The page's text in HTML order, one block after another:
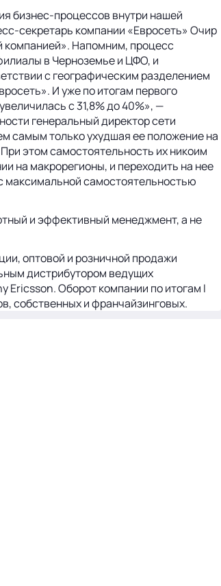
бизнес-процессов внутри нашей
секретарь компании «Евросеть» Очир
компанией». Напомним, процесс
в Черноземье и ЦФО, и
с географическим разделением
И уже по итогам первого
с 31,8% до 40%», —
генеральный директор сети
самым только ухудшая ее положение на
этом самостоятельность их никоим
на макрорегионы, и переходить на нее
максимальной самостоятельностью
и эффективный менеджмент, а не
оптовой и розничной продажи
дистрибутором ведущих
Ericsson. Оборот компании по итогам I
собственных и франчайзинговых.